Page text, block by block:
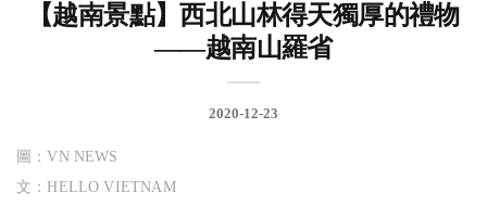
【越南景點】西北山林得天獨厚的禮物
——越南山羅省
2020-12-23
圖：VN NEWS
文：HELLO VIETNAM